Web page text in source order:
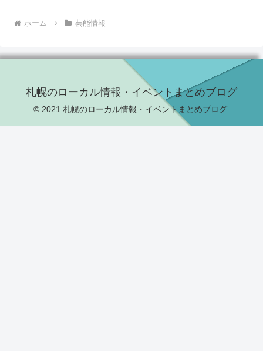
ホーム 芸能情報
札幌のローカル情報・イベントまとめブログ
© 2021 札幌のローカル情報・イベントまとめブログ.